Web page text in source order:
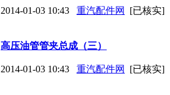
2014-01-03 10:43 重汽配件网 [已核实]
高压油管管夹总成（三）
2014-01-03 10:43 重汽配件网 [已核实]